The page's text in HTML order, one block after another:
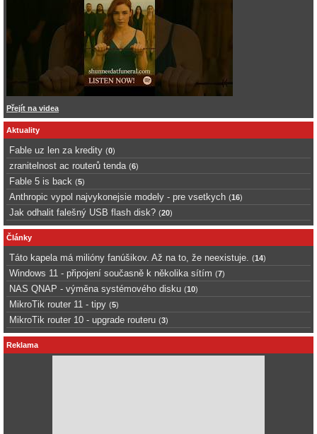
Přejít na videa
Aktuality
Fable uz len za kredity (0)
zranitelnost ac routerů tenda (6)
Fable 5 is back (5)
Anthropic vypol najvykonejsie modely - pre vsetkych (16)
Jak odhalit falešný USB flash disk? (20)
Články
Táto kapela má milióny fanúšikov. Až na to, že neexistuje. (14)
Windows 11 - připojení současně k několika sítím (7)
NAS QNAP - výměna systémového disku (10)
MikroTik router 11 - tipy (5)
MikroTik router 10 - upgrade routeru (3)
Reklama